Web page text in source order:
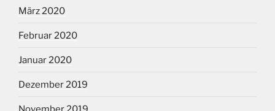
März 2020
Februar 2020
Januar 2020
Dezember 2019